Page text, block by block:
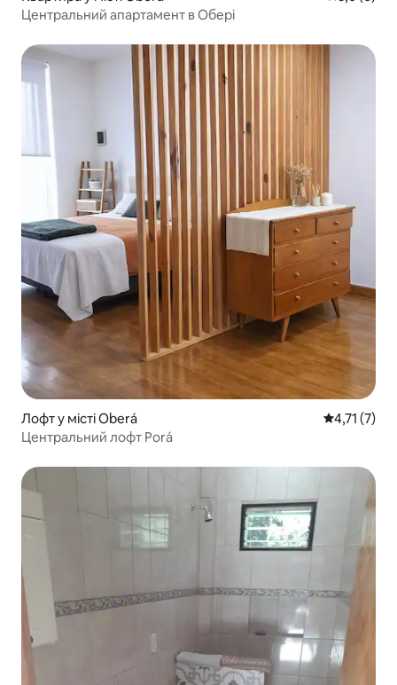
Центральний апартамент в Обері
Лофт у місті Oberá Середня
4,71 (7)
Центральний лофт Porá